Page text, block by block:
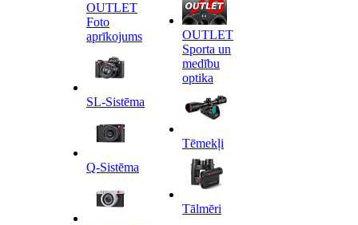
OUTLET
Foto
aprīkojums
SL-Sistēma
Q-Sistēma
OUTLET
Sporta un
medību
optika
Tēmekļi
Tālmēri